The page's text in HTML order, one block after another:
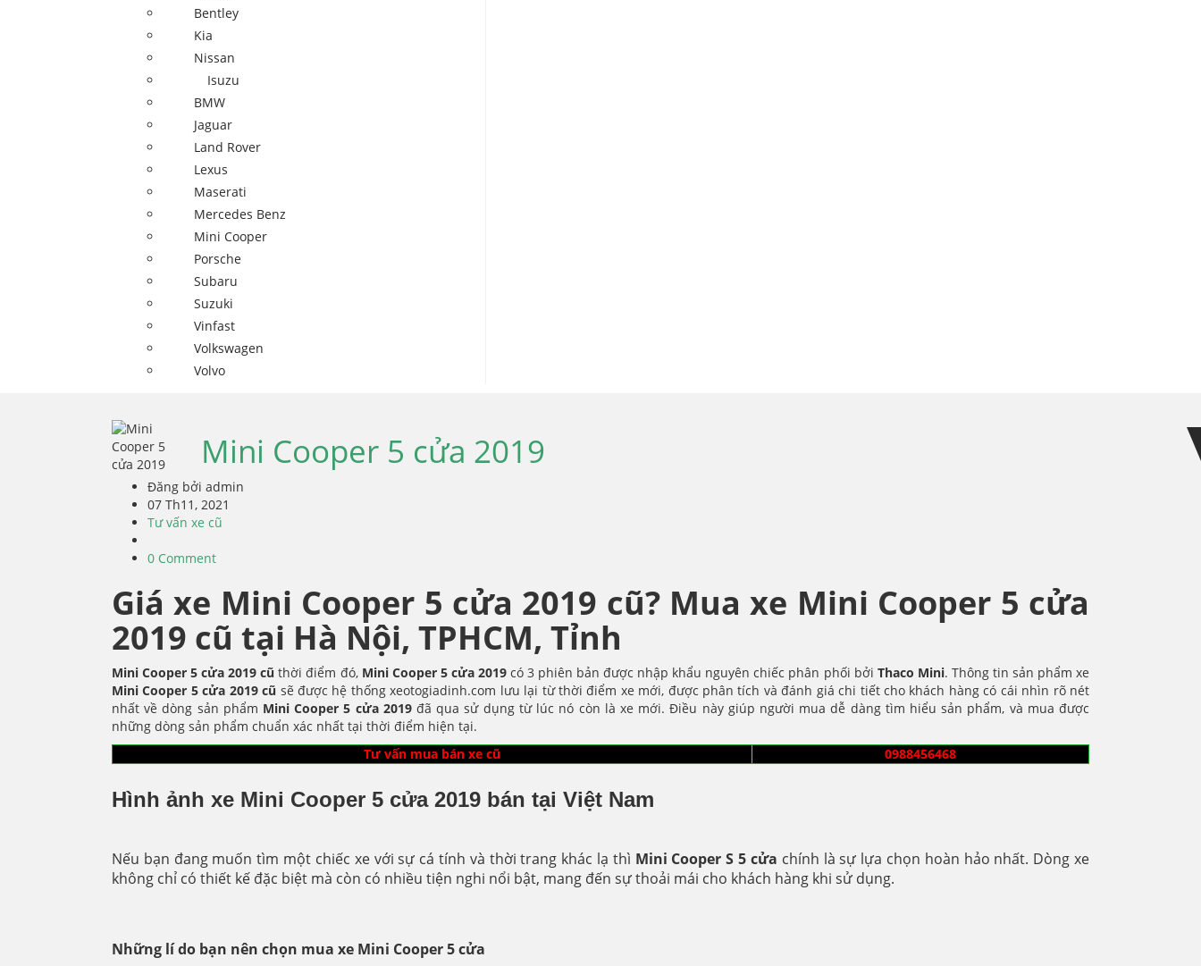
Bentley
Kia
Nissan
Isuzu
BMW
Jaguar
Land Rover
Lexus
Maserati
Mercedes Benz
Mini Cooper
Porsche
Subaru
Suzuki
Vinfast
Volkswagen
Volvo
Mini Cooper 5 cửa 2019
Đăng bởi admin
07 Th11, 2021
Tư vấn xe cũ
0 Comment
Giá xe Mini Cooper 5 cửa 2019 cũ? Mua xe Mini Cooper 5 cửa
2019 cũ tại Hà Nội, TPHCM, Tỉnh
Mini Cooper 5 cửa 2019 cũ thời điểm đó, Mini Cooper 5 cửa 2019 có 3 phiên bản được nhập khẩu nguyên chiếc phân phối bởi Thaco Mini. Thông tin sản phẩm xe
Mini Cooper 5 cửa 2019 cũ sẽ được hệ thống xeotogiadinh.com lưu lại từ thời điểm xe mới, được phân tích và đánh giá chi tiết cho khách hàng có cái nhìn rõ nét
nhất về dòng sản phẩm Mini Cooper 5 cửa 2019đã qua sử dụng từ lúc nó còn là xe mới. Điều này giúp người mua dễ dàng tìm hiểu sản phẩm, và mua được
những dòng sản phẩm chuẩn xác nhất tại thời điểm hiện tại.
Tư vấn mua bán xe cũ
0988456468
Hình ảnh xe Mini Cooper 5 cửa 2019 bán tại Việt Nam
Nếu bạn đang muốn tìm một chiếc xe với sự cá tính và thời trang khác lạ thì Mini Cooper S 5 cửa chính là sự lựa chọn hoàn hảo nhất. Dòng xe
không chỉ có thiết kế đặc biệt mà còn có nhiều tiện nghi nổi bật, mang đến sự thoải mái cho khách hàng khi sử dụng.
Những lí do bạn nên chọn mua xe Mini Cooper 5 cửa